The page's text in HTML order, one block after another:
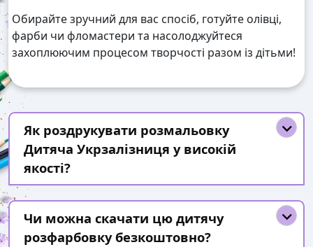
Обирайте зручний для вас спосіб, готуйте олівці,
фарби чи фломастери та насолоджуйтеся
захоплюючим процесом творчості разом із дітьми!
Як роздрукувати розмальовку
Дитяча Укрзалізниця у високій
якості?
Чи можна скачати цю дитячу
розфарбовку безкоштовно?